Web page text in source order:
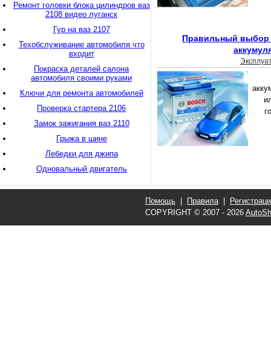
Правильный выбор
Ремонт головки блока цилиндров ваз
2108 видео луганск
Гур на ваз 2107
Техобслуживание автомобиля что
входит
Покраска деталей салона
автомобиля своими руками
Ключи для ремонта автомобилей
Проверка стартера 2106
Замок зажигания ваз 2110
Грыжа в шине
Лебедки для джипа
Одновальный двигатель
Помощь Правила|
COPYRIGHT © 2007 - 2026